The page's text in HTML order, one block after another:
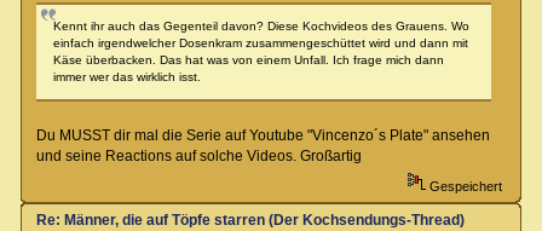
Kennt ihr auch das Gegenteil davon? Diese Kochvideos des Grauens. Wo
einfach irgendwelcher Dosenkram zusammengeschüttet wird und dann mit
Käse überbacken. Das hat was von einem Unfall. Ich frage mich dann
immer wer das wirklich isst.
Du MUSST dir mal die Serie auf Youtube "Vincenzo´s Plate" ansehen
und seine Reactions auf solche Videos. Großartig
Gespeichert
Re: Männer, die auf Töpfe starren (Der Kochsendungs-Thread)